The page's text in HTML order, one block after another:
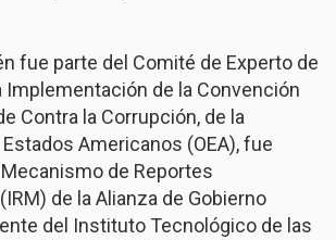
fue parte del Comité de Experto de
Implementación de la Convención
Contra la Corrupción, de la
Americanos (OEA), fue
de Reportes
de la Alianza de Gobierno
del Instituto Tecnológico de las